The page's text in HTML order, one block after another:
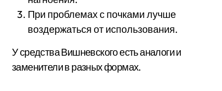
При проблемах с почками лучше
воздержаться от использования.
У средства Вишневского есть аналоги и
заменители в разных формах.